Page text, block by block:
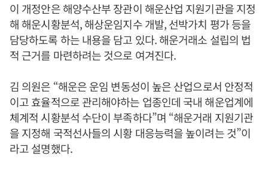
이 개정안은 해양수산부 장관이 해운산업 지원기관을 지정
해 해운시황분석, 해상운임지수 개발, 선박가치 평가 등을
담당하도록 하는 내용을 담고 있다. 해운거래소 설립의 법
적 근거를 마련하려는 것으로 여겨진다.
김 의원은 “해운은 운임 변동성이 높은 산업으로서 안정적
이고 효율적으로 관리해야하는 업종인데 국내 해운업계에
체계적 시황분석 수단이 부족하다”며 “해운거래 지원기관
을 지정해 국적선사들의 시황 대응능력을 높이려는 것”이
라고 설명했다.